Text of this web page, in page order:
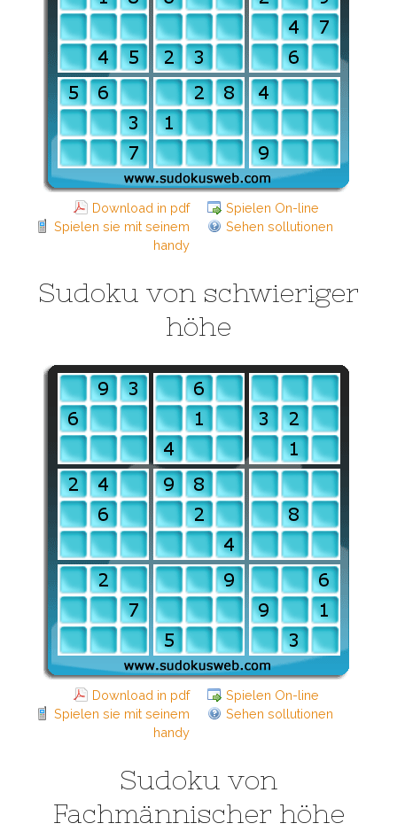
Download in pdf
Spielen On-line
Spielen sie mit seinem
handy
Sehen sollutionen
Sudoku von schwieriger
höhe
Download in pdf
Spielen On-line
Spielen sie mit seinem
handy
Sehen sollutionen
Sudoku von
Fachmännischer höhe